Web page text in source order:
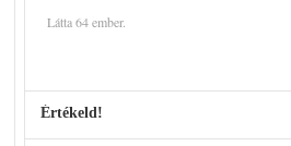
Látta 64 ember.
Értékeld!